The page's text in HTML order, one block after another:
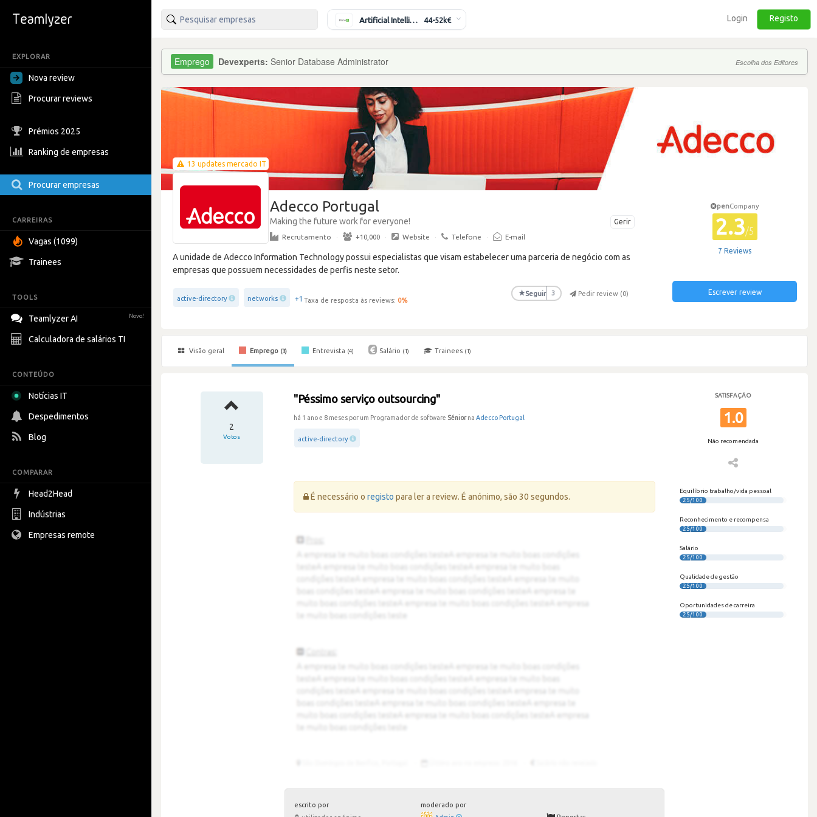
EXPLORAR
Nova review
Procurar reviews
Prémios 2025
Ranking de empresas
Procurar empresas
CARREIRAS
Vagas (1099)
Trainees
TOOLS
Teamlyzer AI Novo!
Calculadora de salários TI
CONTEÚDO
Notícias IT
Despedimentos
Blog
COMPARAR
Head2Head
Indústrias
Empresas remote
Artificial Intelligence Engineer 44-52k€ Login Registo
Devexperts: Senior Database Administrator Escolha dos Editores
13 updates mercado IT
Adecco Portugal
Gerir
Making the future work for everyone!
Recrutamento · +10,000 · Website · Telefone · E-mail
A unidade de Adecco Information Technology possui especialistas que visam estabelecer uma parceria de negócio com as
empresas que possuem necessidades de perfis neste setor.
active-directory networks +1 Taxa de resposta às reviews: 0%
★Seguir 3 Pedir review (0)
penCompany
2.3/5
7 Reviews
Escrever review
Visão geral Emprego (3) Entrevista (4) Salário (1) Trainees (1)
2
Votos
"Péssimo serviço outsourcing"
há 1 ano e 8 meses por um Programador de software SéniornaAdecco Portugal
active-directory
SATISFAÇÃO
1.0
Não recomendada
Erro:
É necessário oregisto para ler a review. É anónimo, são 30 segundos.
Equilíbrio trabalho/vida pessoal
25/100
Reconhecimento e recompensa
25/100
Salário
25/100
Qualidade de gestão
25/100
Oportunidades de carreira
25/100
escrito por
moderado por